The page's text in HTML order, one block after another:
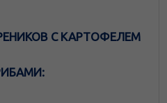
С КАРТОФЕЛЕМ